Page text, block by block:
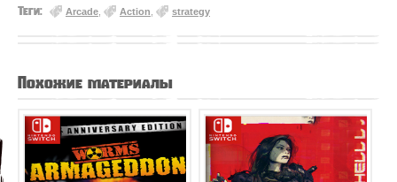
Теги: Arcade Action strategy
Похожие материалы